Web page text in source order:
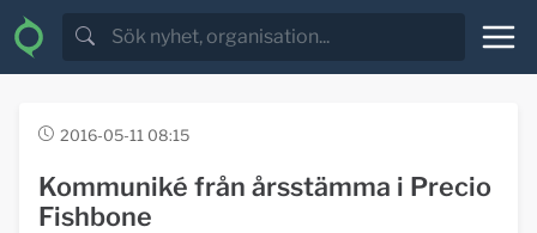
2016-05-11 08:15
Kommuniké från årsstämma i Precio
Fishbone